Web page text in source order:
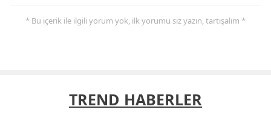
* Bu içerik ile ilgili yorum yok, ilk yorumu siz yazın, tartışalım *
TREND HABERLER